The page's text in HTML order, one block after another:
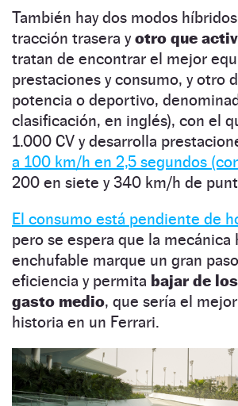
También hay dos modos
tracción trasera yotro que
tratan de encontrar el mejor
prestaciones y consumo, y otro
potencia o deportivo,
clasificación, en inglés), con el
1.000 CV y desarrolla
a 100 km/h en 2,5 segundos
200 en siete y 340 km/h de
El consumo está pendiente de
pero se espera que la mecánica
enchufable marque un gran
eficiencia y permita bajar de
gasto medio, que sería el
historia en un Ferrari.